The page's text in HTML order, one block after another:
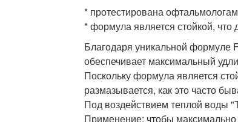
* протестирована
* формула является стойкой,
Благодаря уникальной формуле
обеспечивает максимальный
Поскольку формула является
размазывается, как это часто
Под воздействием теплой воды
Применение: чтобы максимально